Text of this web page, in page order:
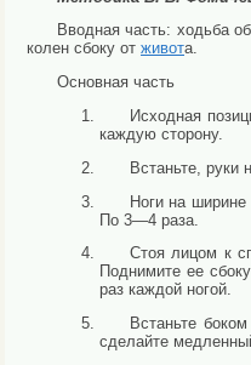
Вводная часть: ходьба
колен сбоку от живота.
Основная часть
Исходная
каждую сторону.
Встаньте, руки
Ноги на ширине
По 3—4 раза.
Стоя лицом к
Поднимите ее
раз каждой ногой.
Встаньте
сделайте